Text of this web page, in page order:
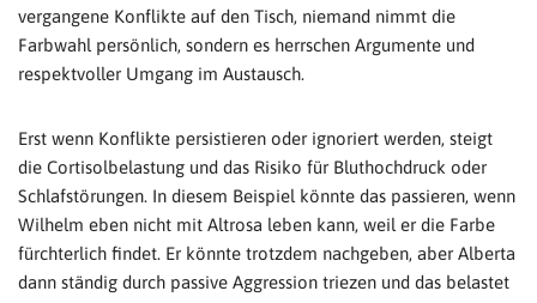
vergangene Konflikte auf den Tisch, niemand nimmt die
Farbwahl persönlich, sondern es herrschen Argumente und
respektvoller Umgang im Austausch.
Erst wenn Konflikte persistieren oder ignoriert werden, steigt
die Cortisolbelastung und das Risiko für Bluthochdruck oder
Schlafstörungen. In diesem Beispiel könnte das passieren, wenn
Wilhelm eben nicht mit Altrosa leben kann, weil er die Farbe
fürchterlich findet. Er könnte trotzdem nachgeben, aber Alberta
dann ständig durch passive Aggression triezen und das belastet